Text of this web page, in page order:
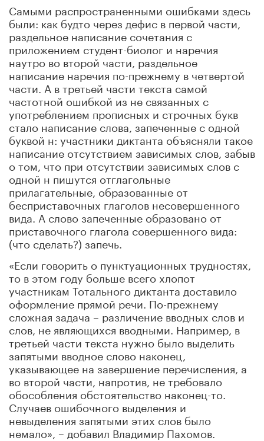
Самыми распространенными ошибками здесь
были: как будто через дефис в первой части,
раздельное написание сочетания с
приложением студент-биолог и наречия
наутро во второй части, раздельное
написание наречия по-прежнему в четвертой
части. А в третьей части текста самой
частотной ошибкой из не связанных с
употреблением прописных и строчных букв
стало написание слова, запеченные с одной
буквой н: участники диктанта объясняли такое
написание отсутствием зависимых слов, забыв
о том, что при отсутствии зависимых слов с
одной н пишутся отглагольные
прилагательные, образованные от
бесприставочных глаголов несовершенного
вида. А слово запеченные образовано от
приставочного глагола совершенного вида:
(что сделать?) запечь.
«Если говорить о пунктуационных трудностях,
то в этом году больше всего хлопот
участникам Тотального диктанта доставило
оформление прямой речи. По-прежнему
сложная задача – различение вводных слов и
слов, не являющихся вводными. Например, в
третьей части текста нужно было выделить
запятыми вводное слово наконец,
указывающее на завершение перечисления, а
во второй части, напротив, не требовало
обособления обстоятельство наконец-то.
Случаев ошибочного выделения и
невыделения запятыми этих слов было
немало», – добавил Владимир Пахомов.